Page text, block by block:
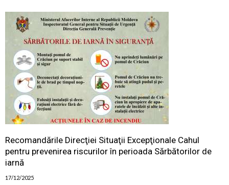
Recomandările Direcţiei Situaţii Excepţionale Cahul
pentru prevenirea riscurilor în perioada Sărbătorilor de
iarnă
17/12/2025